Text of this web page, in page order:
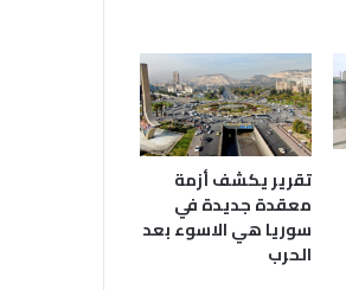
تقرير يكشف أزمة
معقدة جديدة في
سوريا هي الاسوء بعد
الحرب